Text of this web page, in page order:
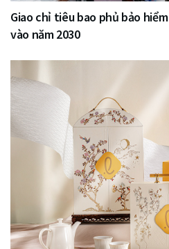
Giao chỉ tiêu bao phủ bảo
vào năm 2030